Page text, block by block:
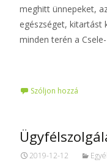
meghitt ünnepeket,
egészséget, kitartást
minden terén a
Szóljon hozzá
2019-12-12